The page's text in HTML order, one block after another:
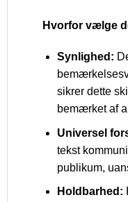
Hvorfor vælge
Synlighed:
sikrer dette
bemærket af
Universel
tekst
publikum,
Holdbarhed: